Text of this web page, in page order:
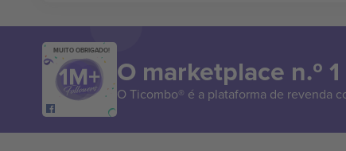
MUITO OBRIGADO!
O marketplace n.º
O Ticombo® é a plataforma de revenda